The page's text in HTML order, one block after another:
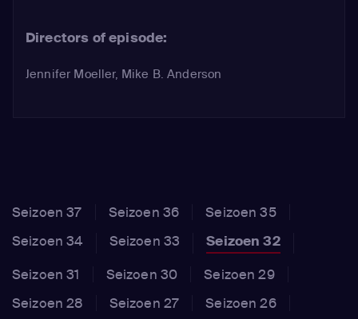
Directors of episode:
Jennifer Moeller, Mike B. Anderson
Seizoen 37 Seizoen 36
Seizoen 35
Seizoen 34
Seizoen 33
Seizoen 32
Seizoen 31
Seizoen 30
Seizoen 29
Seizoen 28
Seizoen 27
Seizoen 26